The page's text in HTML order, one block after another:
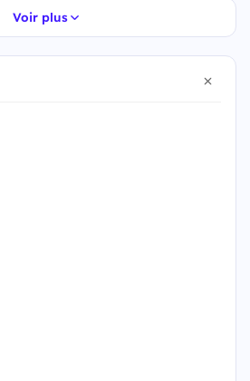
Voir plus